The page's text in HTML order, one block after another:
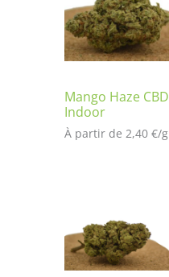
Mango Haze CBD
Indoor
À partir de 2,40 €/g